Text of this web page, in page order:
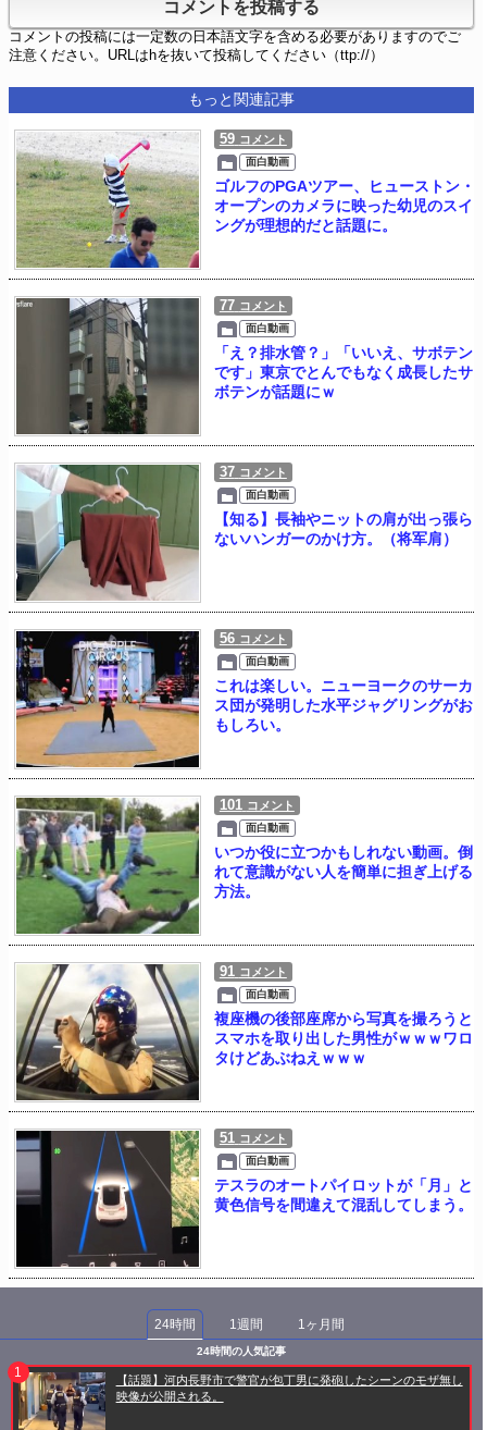
コメントの投稿には一定数の日本語文字を含める必要がありますのでご
注意ください。URLはhを抜いて投稿してください（ttp://）
もっと関連記事
59 コメント
面白動画
ゴルフのPGAツアー、ヒューストン・
オープンのカメラに映った幼児のスイ
ングが理想的だと話題に。
77 コメント
面白動画
「え？排水管？」「いいえ、サボテン
です」東京でとんでもなく成長したサ
ボテンが話題にｗ
37 コメント
面白動画
【知る】長袖やニットの肩が出っ張ら
ないハンガーのかけ方。（将军肩）
56 コメント
面白動画
これは楽しい。ニューヨークのサーカ
ス団が発明した水平ジャグリングがお
もしろい。
101 コメント
面白動画
いつか役に立つかもしれない動画。倒
れて意識がない人を簡単に担ぎ上げる
方法。
91 コメント
面白動画
複座機の後部座席から写真を撮ろうと
スマホを取り出した男性がｗｗｗワロ
タけどあぶねえｗｗｗ
51 コメント
面白動画
テスラのオートパイロットが「月」と
黄色信号を間違えて混乱してしまう。
24時間 1週間 1ヶ月間
24時間の人気記事
【話題】河内長野市で警官が包丁男に発砲したシーンのモザ無し
映像が公開される。